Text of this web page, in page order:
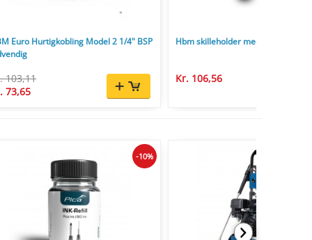
Euro Hurtigkobling Model 2 1/4" BSP
103,11
73,65
Hbm skilleholder med hss kniv
Kr. 106,56
-10%